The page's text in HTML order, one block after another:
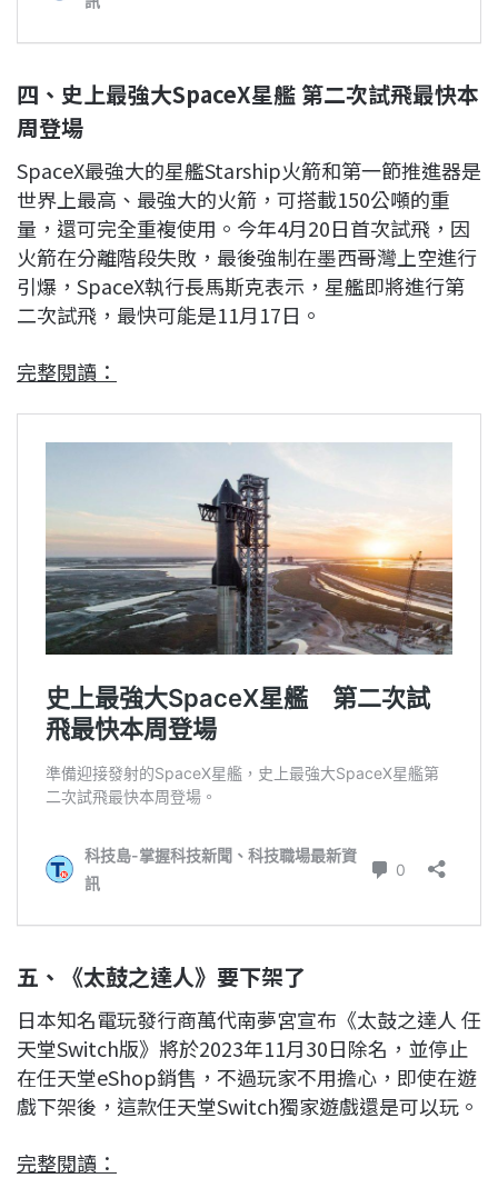
四、史上最強大SpaceX星艦 第二次試飛最快本
周登場
SpaceX最強大的星艦Starship火箭和第一節推進器是
世界上最高、最強大的火箭，可搭載150公噸的重
量，還可完全重複使用。今年4月20日首次試飛，因
火箭在分離階段失敗，最後強制在墨西哥灣上空進行
引爆，SpaceX執行長馬斯克表示，星艦即將進行第
二次試飛，最快可能是11月17日。
完整閱讀：
五、《太鼓之達人》要下架了
日本知名電玩發行商萬代南夢宮宣布《太鼓之達人 任
天堂Switch版》將於2023年11月30日除名，並停止
在任天堂eShop銷售，不過玩家不用擔心，即使在遊
戲下架後，這款任天堂Switch獨家遊戲還是可以玩。
完整閱讀：